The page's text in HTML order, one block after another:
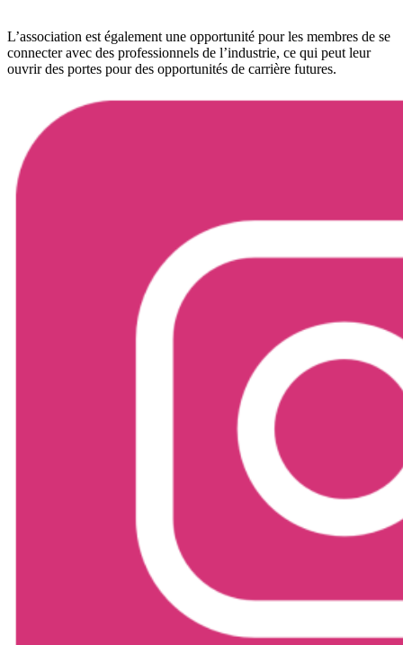
L’association est également une opportunité pour les membres de se
connecter avec des professionnels de l’industrie, ce qui peut leur
ouvrir des portes pour des opportunités de carrière futures.